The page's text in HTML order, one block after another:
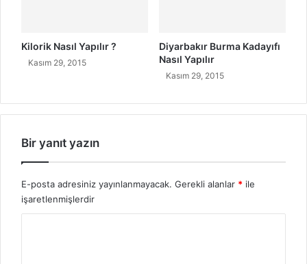
lKilorik Nasıl Yapılır ?
Kasım 29, 2015
Diyarbakır Burma Kadayıfı
Nasıl Yapılır
Kasım 29, 2015
Bir yanıt yazın
E-posta adresiniz yayınlanmayacak. Gerekli alanlar * ile
işaretlenmişlerdir